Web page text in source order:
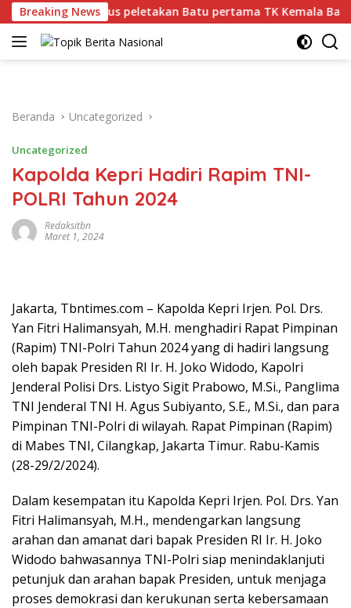
Langsung
ke
konten
Breaking News
Sekaligus peletakan Batu pertama TK Kemala Bayangkari
Beranda Uncategorized
Uncategorized
Kapolda Kepri Hadiri Rapim TNI-
POLRI Tahun 2024
Redaksitbn
Maret 1, 2024
Jakarta, Tbntimes.com – Kapolda Kepri Irjen. Pol. Drs.
Yan Fitri Halimansyah, M.H. menghadiri Rapat Pimpinan
(Rapim) TNI-Polri Tahun 2024 yang di hadiri langsung
oleh bapak Presiden RI Ir. H. Joko Widodo, Kapolri
Jenderal Polisi Drs. Listyo Sigit Prabowo, M.Si., Panglima
TNI Jenderal TNI H. Agus Subiyanto, S.E., M.Si., dan para
Pimpinan TNI-Polri di wilayah. Rapat Pimpinan (Rapim)
di Mabes TNI, Cilangkap, Jakarta Timur. Rabu-Kamis
(28-29/2/2024).
Dalam kesempatan itu Kapolda Kepri Irjen. Pol. Drs. Yan
Fitri Halimansyah, M.H., mendengarkan langsung
arahan dan amanat dari bapak Presiden RI Ir. H. Joko
Widodo bahwasannya TNI-Polri siap menindaklanjuti
petunjuk dan arahan bapak Presiden, untuk menjaga
proses demokrasi dan kerukunan serta kebersamaan